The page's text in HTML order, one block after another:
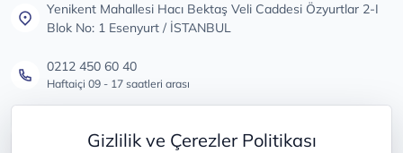
Gizlilik ve Çerezler Politikası
Yenikent Mahallesi Hacı Bektaş Veli Caddesi Özyurtlar 2-I
Blok No: 1 Esenyurt / İSTANBUL
0212 450 60 40
Haftaiçi 09 - 17 saatleri arası
Tüm öneri ve şikayetleriniz için